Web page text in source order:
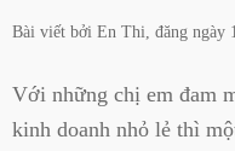
Bài viết bởi En Thi , đăng ngày
Với những chị em đam
kinh doanh nhỏ lẻ thì